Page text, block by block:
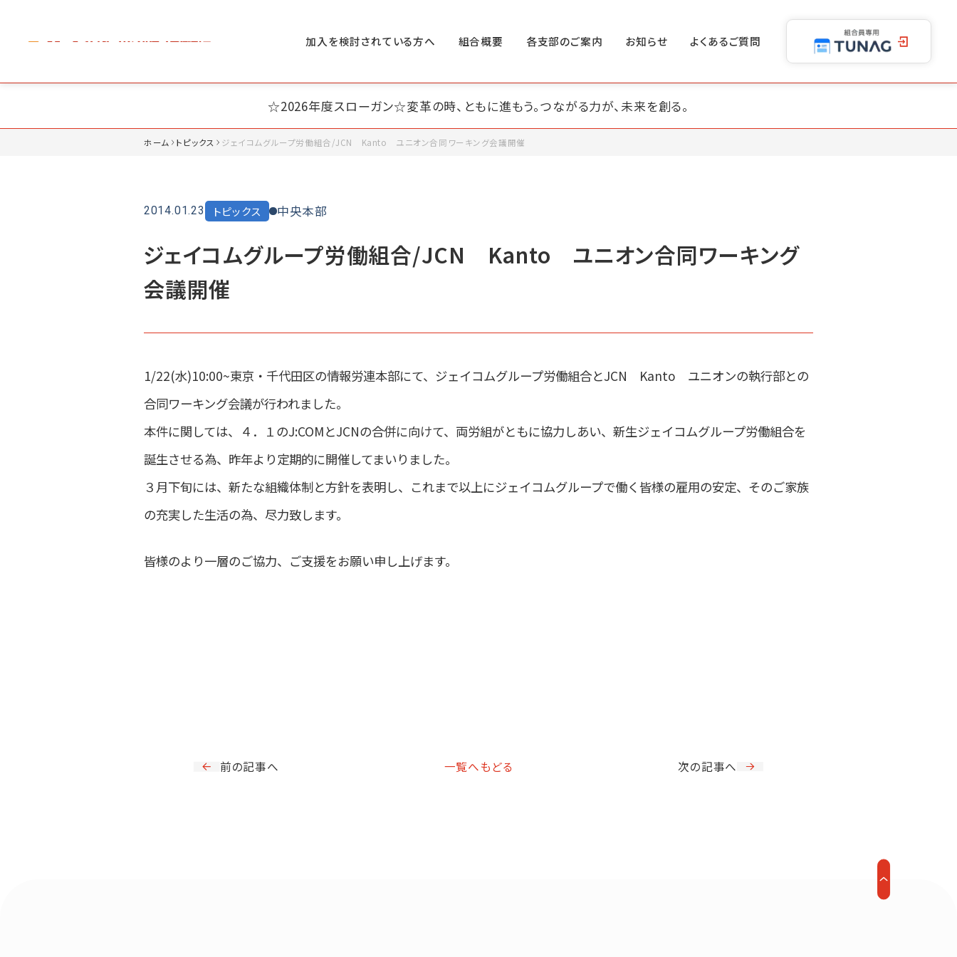
加入を検討されている方へ 組合概要 各支部のご案内 お知らせ よくあるご質問
☆2026年度スローガン☆変革の時、ともに進もう。つながる力が、未来を創る。
ホーム トピックス ジェイコムグループ労働組合/JCN Kanto ユニオン合同ワーキング会議開催
2014.01.23 トピックス 中央本部
ジェイコムグループ労働組合/JCN Kanto ユニオン合同ワーキング
会議開催
1/22(水)10:00~東京・千代田区の情報労連本部にて、ジェイコムグループ労働組合とJCN Kanto ユニオンの執行部との
合同ワーキング会議が行われました。
本件に関しては、４．１のJ:COMとJCNの合併に向けて、両労組がともに協力しあい、新生ジェイコムグループ労働組合を
誕生させる為、昨年より定期的に開催してまいりました。
３月下旬には、新たな組織体制と方針を表明し、これまで以上にジェイコムグループで働く皆様の雇用の安定、そのご家族
の充実した生活の為、尽力致します。
皆様のより一層のご協力、ご支援をお願い申し上げます。
前の記事へ 一覧へもどる 次の記事へ